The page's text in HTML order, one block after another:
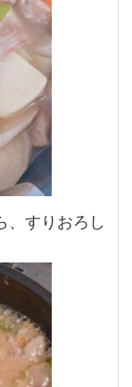
、すりおろし